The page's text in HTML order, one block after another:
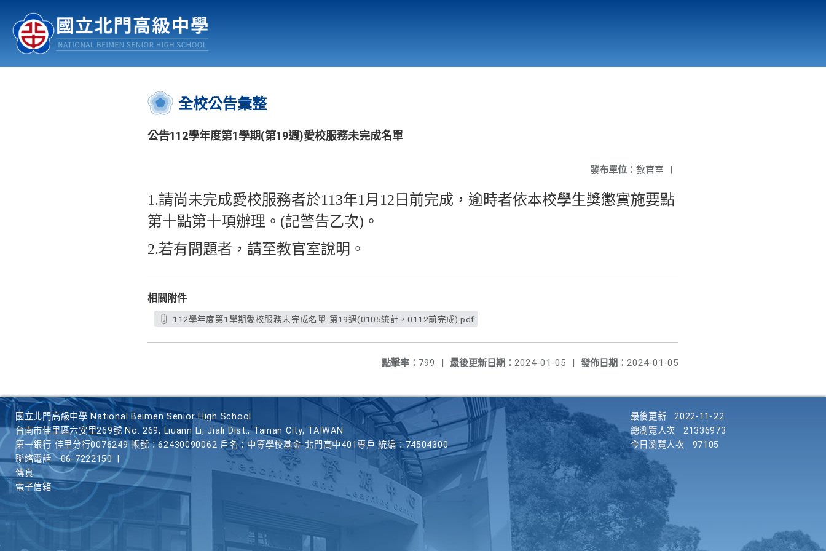
認識北中 行事曆
:::
全校公告彙整
公告112學年度第1學期(第19週)愛校服務未完成名單
發布單位： 教官室 |
1.請尚未完成愛校服務者於113年1月12日前完成，逾時者依本校學生獎懲實施要點
第十點第十項辦理。(記警告乙次)。
2.若有問題者，請至教官室說明。
相關附件
112學年度第1學期愛校服務未完成名單-第19週(0105統計，0112前完成).pdf
發佈日期： 2024-01-05
最後更新日期： 2024-01-05 |
點擊率： 799 |
國立北門高級中學 National Beimen Senior High School
台南市佳里區六安里269號 No. 269, Liuann Li, Jiali Dist., Tainan City, TAIWAN
第一銀行 佳里分行0076249 帳號：62430090062 戶名：中等學校基金-北門高中401專戶 統編：74504300
聯絡電話
06-7222150
傳真
電子信箱
最後更新
2022-11-22
總瀏覽人次
21336973
今日瀏覽人次
97105